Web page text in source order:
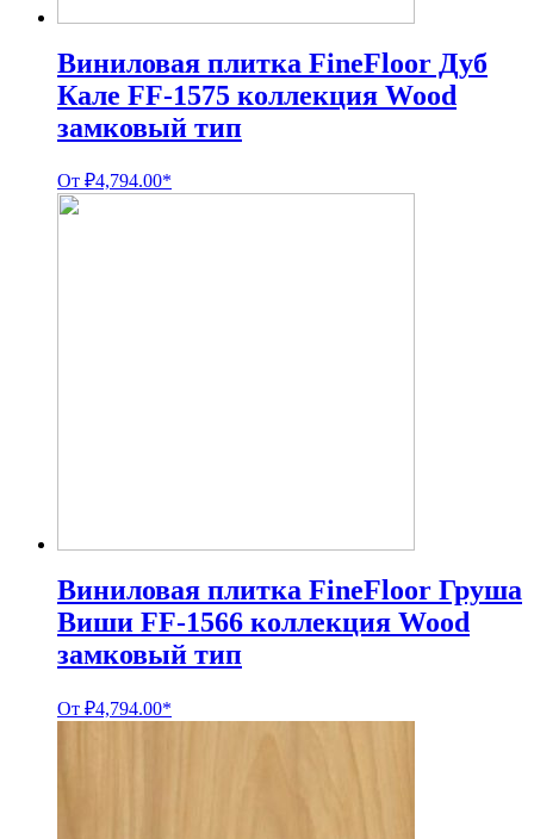
Виниловая плитка FineFloor Дуб
Кале FF-1575 коллекция Wood
замковый тип
От ₽4,794.00*
Виниловая плитка FineFloor Груша
Виши FF-1566 коллекция Wood
замковый тип
От ₽4,794.00*